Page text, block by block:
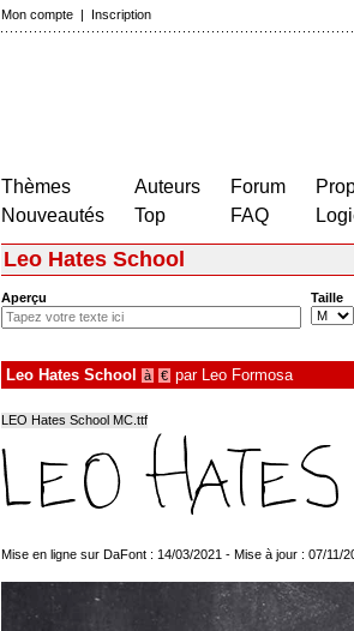
Mon compte | Inscription
Thèmes
Nouveautés
Auteurs
Top
Forum
FAQ
Leo Hates School
Aperçu Taille
Leo Hates School à € par Leo Formosa
LEO Hates School MC.ttf
Mise en ligne sur DaFont : 14/03/2021 - Mise à jour : 07/11/